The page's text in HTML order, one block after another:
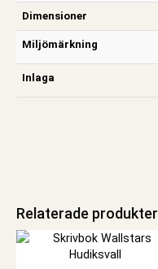
Dimensioner
Miljömärkning
Inlaga
Relaterade produkter